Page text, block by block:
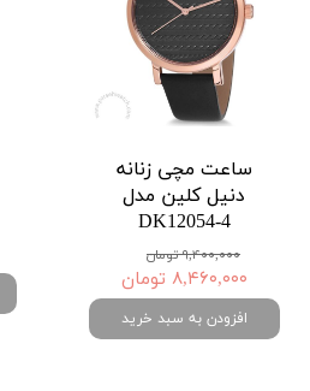
ساعت مچی زنانه
دنیل کلین مدل
DK12054-4
۹,۴۰۰,۰۰۰ تومان
۸,۴۶۰,۰۰۰ تومان
افزودن به سبد خرید